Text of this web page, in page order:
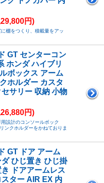
円)
棚をつくり、積載量をアッ
GT センターコン
ホンダ ハイブリ
ボックス アーム
ホルダー カスタ
サリー 収納 小物
円)
設計のコンソールボック
ンクホルダーをかねておりま
GT ドア アーム
ひじ置き ひじ掛
ドアアームレス
スター AIR EX 内